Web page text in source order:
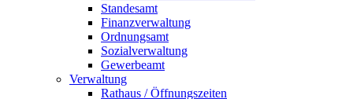
Standesamt
Finanzverwaltung
Ordnungsamt
Sozialverwaltung
Gewerbeamt
Verwaltung
Rathaus / Öffnungszeiten